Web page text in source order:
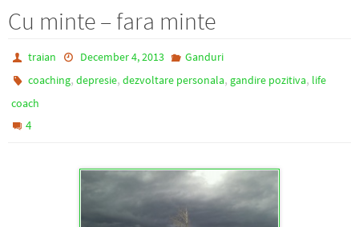
Cu minte – fara minte
traian December 4, 2013
Ganduri
coaching,depresie,dezvoltare personala, gandire pozitiva, life
coach
4